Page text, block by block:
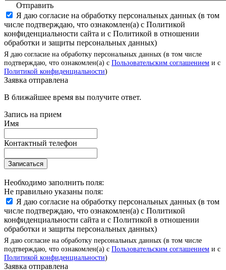
Отправить
Я даю согласие на обработку персональных данных (в том
числе подтверждаю, что ознакомлен(а) с Политикой
конфиденциальности сайта и с Политикой в отношении
обработки и защиты персональных данных)
Я даю согласие на обработку персональных данных (в том числе
подтверждаю, что ознакомлен(а) с Пользовательским соглашением и с
Политикой конфиденциальности)
Заявка отправлена
В ближайшее время вы получите ответ.
Запись на прием
Имя
Контактный телефон
Записаться
Необходимо заполнить поля:
Не правильно указаны поля:
Я даю согласие на обработку персональных данных (в том
числе подтверждаю, что ознакомлен(а) с Политикой
конфиденциальности сайта и с Политикой в отношении
обработки и защиты персональных данных)
Я даю согласие на обработку персональных данных (в том числе
подтверждаю, что ознакомлен(а) с Пользовательским соглашением и с
Политикой конфиденциальности)
Заявка отправлена